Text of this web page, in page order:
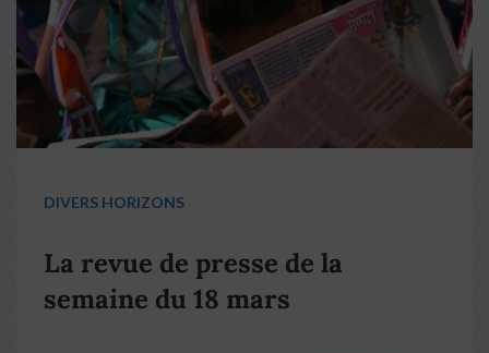
DIVERS HORIZONS
La revue de presse de la
semaine du 18 mars